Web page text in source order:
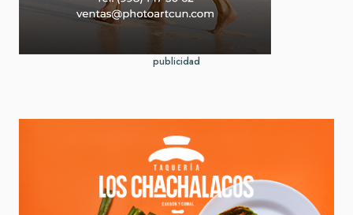
publicidad